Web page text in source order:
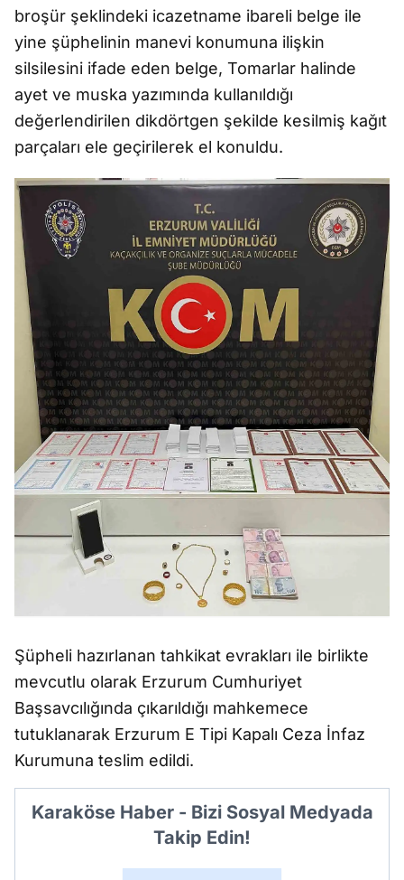
broşür şeklindeki icazetname ibareli belge ile
yine şüphelinin manevi konumuna ilişkin
silsilesini ifade eden belge, Tomarlar halinde
ayet ve muska yazımında kullanıldığı
değerlendirilen dikdörtgen şekilde kesilmiş kağıt
parçaları ele geçirilerek el konuldu.
Şüpheli hazırlanan tahkikat evrakları ile birlikte
mevcutlu olarak Erzurum Cumhuriyet
Başsavcılığında çıkarıldığı mahkemece
tutuklanarak Erzurum E Tipi Kapalı Ceza İnfaz
Kurumuna teslim edildi.
Karaköse Haber - Bizi Sosyal Medyada
Takip Edin!